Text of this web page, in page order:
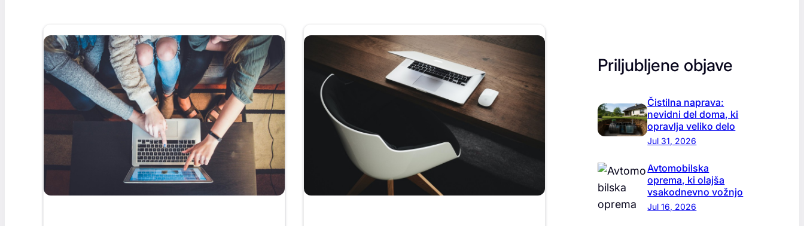
Priljubljene objave
Čistilna naprava:
nevidni del doma, ki
opravlja veliko delo
Jul 31, 2026
Avtomobilska
oprema, ki olajša
vsakodnevno vožnjo
Jul 16, 2026